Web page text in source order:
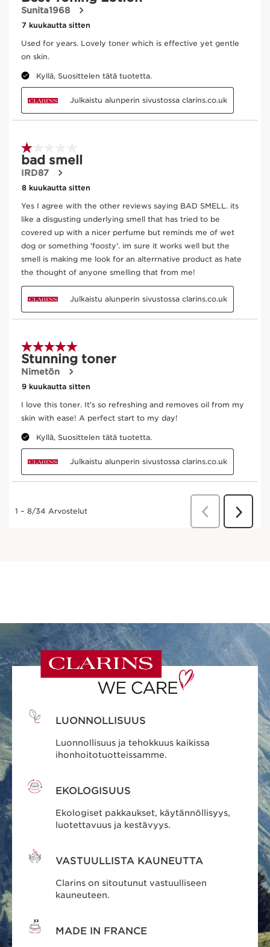
LUONNOLLISUUS
Luonnollisuus ja tehokkuus kaikissa
ihonhoitotuotteissamme.
EKOLOGISUUS
Ekologiset pakkaukset, käytännöllisyys,
luotettavuus ja kestävyys.
VASTUULLISTA KAUNEUTTA
Clarins on sitoutunut vastuulliseen
kauneuteen.
MADE IN FRANCE